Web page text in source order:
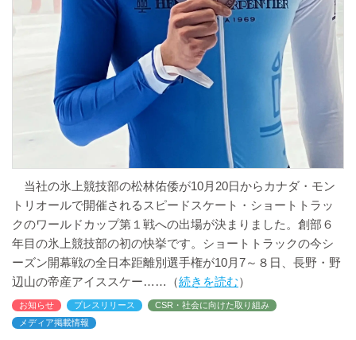
当社の氷上競技部の松林佑倭が10月20日からカナダ・モン
トリオールで開催されるスピードスケート・ショートトラッ
クのワールドカップ第１戦への出場が決まりました。創部６
年目の氷上競技部の初の快挙です。ショートトラックの今シ
ーズン開幕戦の全日本距離別選手権が10月7～８日、長野・野
辺山の帝産アイススケー
続きを読む
お知らせ プレスリリース
CSR・社会に向けた取り組み
メディア掲載情報